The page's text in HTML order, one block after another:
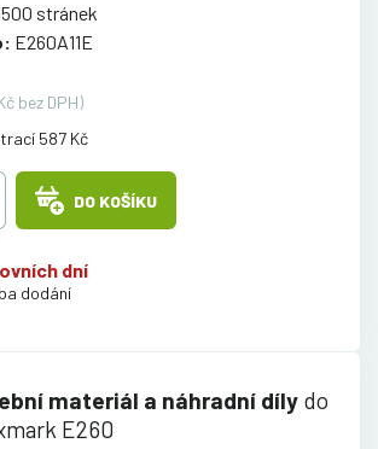
stránek
E260A11E
bez DPH)
587 Kč
DO KOŠÍKU
dní
dodání
materiál a náhradní díly do
E260